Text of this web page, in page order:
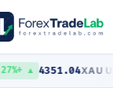
▲ +0.27%